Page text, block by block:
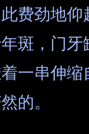
费劲地仰
斑，门
一串伸缩
的。